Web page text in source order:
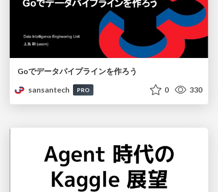
Goでデータパイプラインを作ろう
sansantech
PRO 0 330